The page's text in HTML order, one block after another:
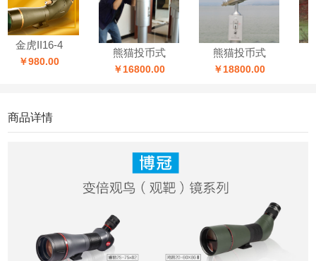
金虎II16-4
￥980.00
熊猫投币式
￥16800.00
熊猫投币式
￥18800.00
商品详情